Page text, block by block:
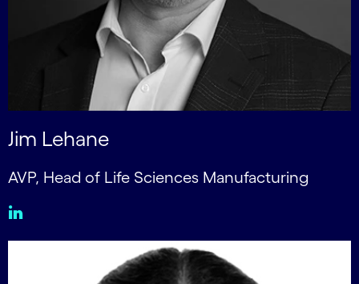
Jim Lehane
AVP, Head of Life Sciences Manufacturing